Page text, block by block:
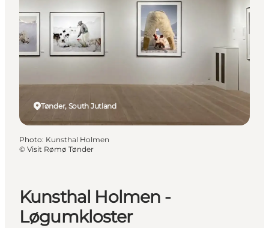
Destinations
Quoi faire
Hébergements
Planifiez votre voyage
Kunsthal Holmen -
Løgumkloster
Tønder, South Jutland
Photo: Kunsthal Holmen
© Visit Rømø Tønder